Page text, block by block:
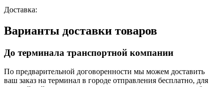
Доставка:
Варианты доставки товаров
До терминала транспортной компании
По предварительной договоренности мы можем доставить
ваш заказ на терминал в городе отправления бесплатно, для